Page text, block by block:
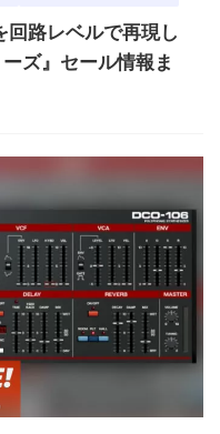
回路レベルで再現し
ズ』セール情報ま